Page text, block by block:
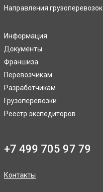
Направления грузоперевозок
Информация
Документы
Франшиза
Перевозчикам
Разработчикам
Грузоперевозки
Реестр экспедиторов
+7 499 705 97 79
Контакты